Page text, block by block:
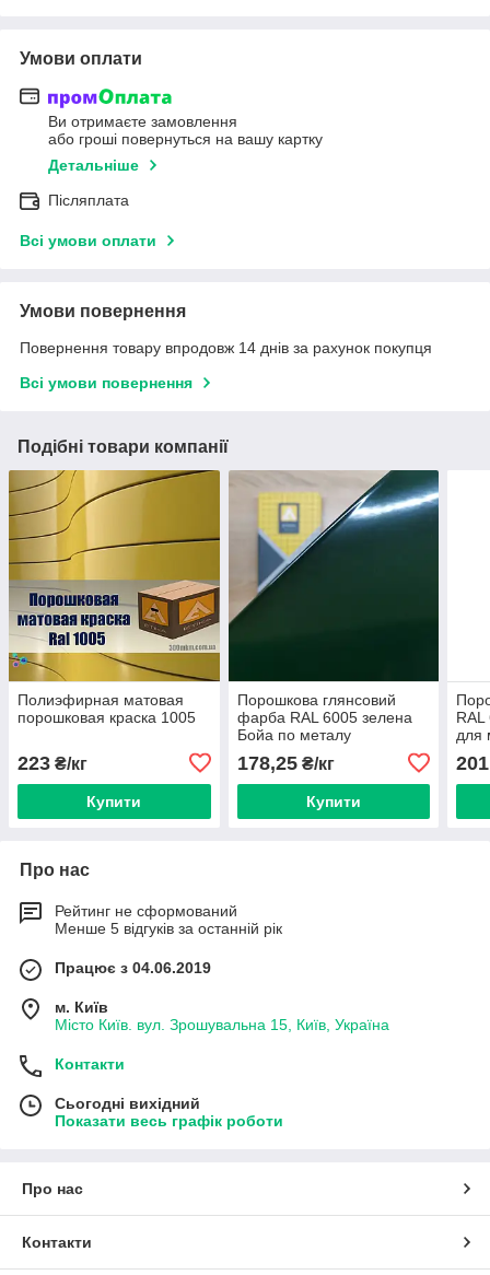
Умови оплати
Ви отримаєте замовлення
або гроші повернуться на вашу картку
Детальніше
Післяплата
Всі умови оплати
Умови повернення
Повернення товару впродовж 14 днів за рахунок покупця
Всі умови повернення
Подібні товари компанії
Полиэфирная матовая
порошковая краска 1005
223 ₴/кг
Купити
Порошкова глянсовий
фарба RAL 6005 зелена
Бойа по металу
178,25₴/кг
Купити
RAL
для
Про нас
Рейтинг не сформований
Менше 5 відгуків за останній рік
Працює з 04.06.2019
м. Київ
Місто Київ. вул. Зрошувальна 15, Київ, Україна
Контакти
Сьогодні вихідний
Показати весь графік роботи
Про нас
Контакти